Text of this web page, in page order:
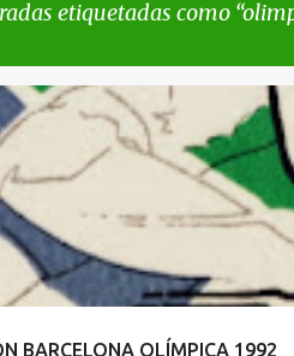
etiquetadas como
BARCELONA OLÍMPICA 1992